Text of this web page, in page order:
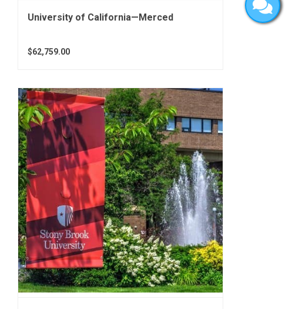
University of California—Merced
$62,759.00